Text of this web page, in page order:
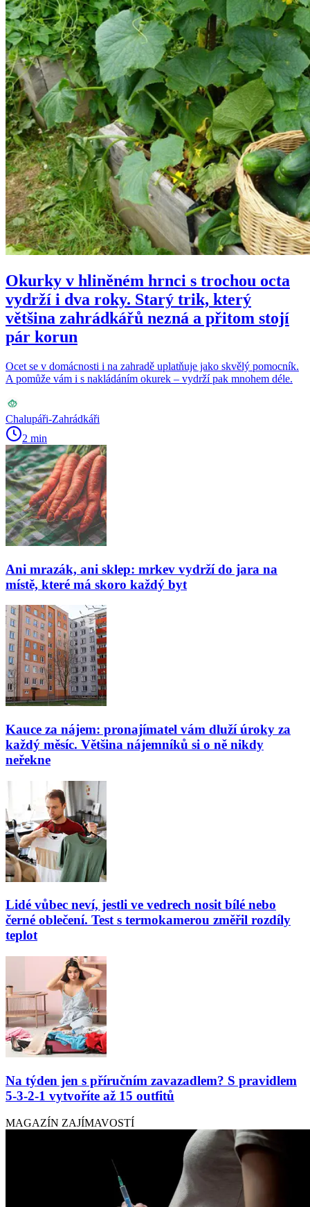
Okurky v hliněném hrnci s trochou octa
vydrží i dva roky. Starý trik, který
většina zahrádkářů nezná a přitom stojí
pár korun
Ocet se v domácnosti i na zahradě uplatňuje jako skvělý pomocník.
A pomůže vám i s nakládáním okurek – vydrží pak mnohem déle.
Chalupáři-Zahrádkáři
2 min
Ani mrazák, ani sklep: mrkev vydrží do jara na
místě, které má skoro každý byt
Kauce za nájem: pronajímatel vám dluží úroky za
každý měsíc. Většina nájemníků si o ně nikdy
neřekne
Lidé vůbec neví, jestli ve vedrech nosit bílé nebo
černé oblečení. Test s termokamerou změřil rozdíly
teplot
Na týden jen s příručním zavazadlem? S pravidlem
5-3-2-1 vytvoříte až 15 outfitů
MAGAZÍN ZAJÍMAVOSTÍ